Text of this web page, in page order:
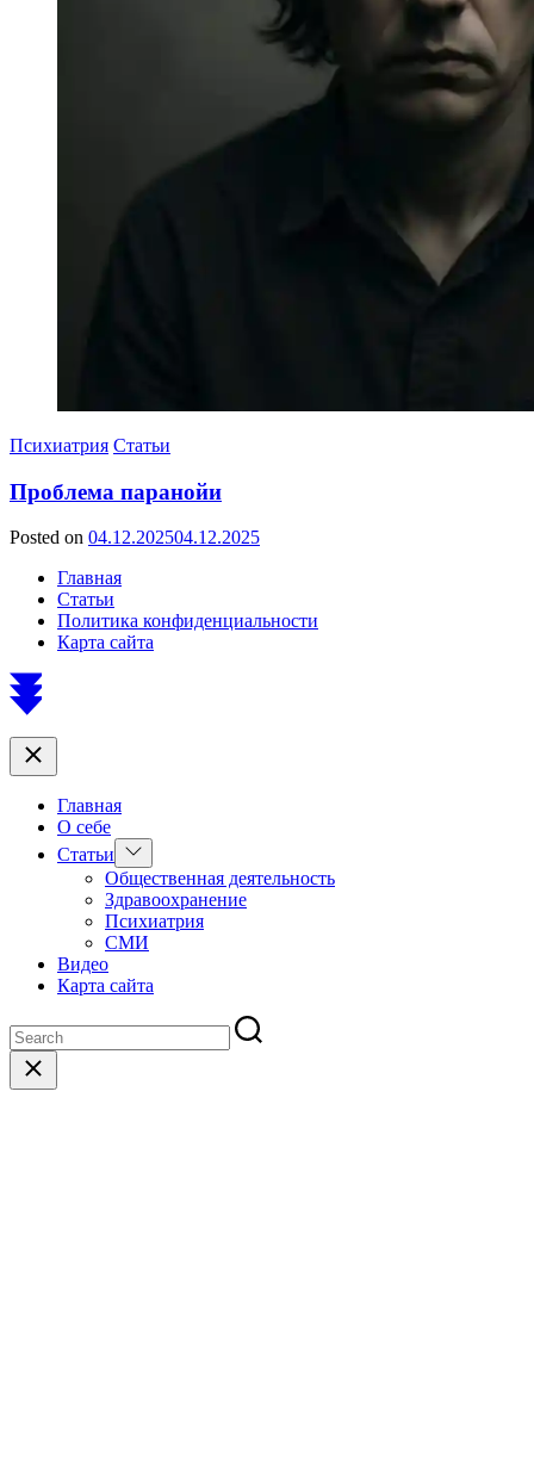
Психиатрия Статьи
Проблема паранойи
Posted on 04.12.202504.12.2025
Главная
Статьи
Политика конфиденциальности
Карта сайта
Scroll
to
Close
Главная
О себе
Статьи
Show
sub
menu
Общественная деятельность
Здравоохранение
Психиатрия
СМИ
Видео
Карта сайта
Close
search